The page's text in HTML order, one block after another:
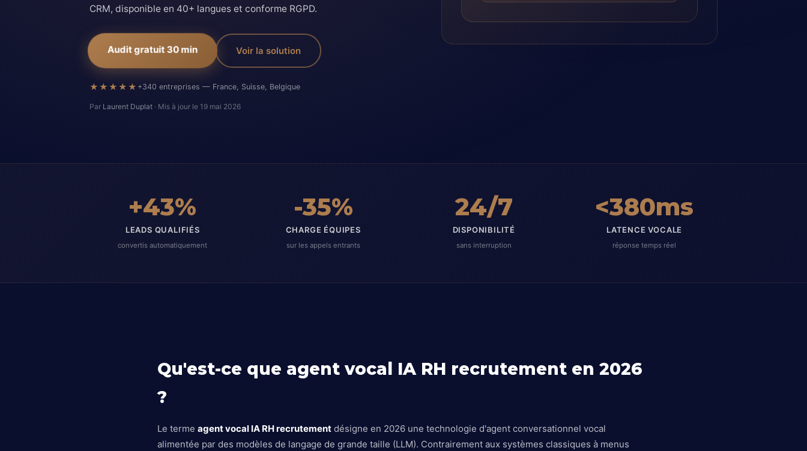
CRM, disponible en 40+ langues et conforme RGPD.
Audit gratuit 30 min Voir la solution
★★★★★ +340 entreprises — France, Suisse, Belgique
Par Laurent Duplat · Mis à jour le 19 mai 2026
+43%
LEADS QUALIFIÉS
convertis automatiquement
-35%
CHARGE ÉQUIPES
sur les appels entrants
24/7
DISPONIBILITÉ
sans interruption
<380ms
LATENCE VOCALE
réponse temps réel
Qu'est-ce que agent vocal IA RH recrutement en 2026
?
Le terme agent vocal IA RH recrutement désigne en 2026 une technologie d'agent conversationnel vocal
alimentée par des modèles de langage de grande taille (LLM). Contrairement aux systèmes classiques à menus